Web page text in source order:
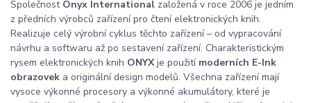
Společnost Onyx International založená v roce 2006 je jedním
z předních výrobců zařízení pro čtení elektronických knih.
Realizuje celý výrobní cyklus těchto zařízení – od vypracování
návrhu a softwaru až po sestavení zařízení. Charakteristickým
rysem elektronických knih ONYXje použití moderních E-Ink
obrazovek a originální design modelů. Všechna zařízení mají
vysoce výkonné procesory a výkonné akumulátory, které je